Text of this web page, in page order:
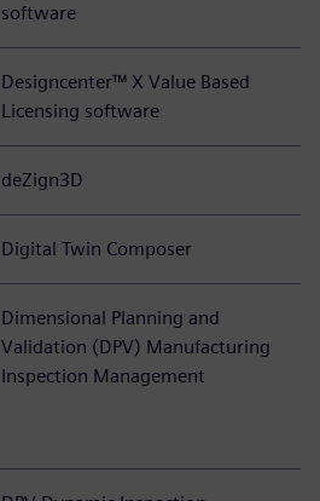
software
Designcenter™ X Value Based
Licensing software
deZign3D
Digital Twin Composer
Dimensional Planning and
Validation (DPV) Manufacturing
Inspection Management